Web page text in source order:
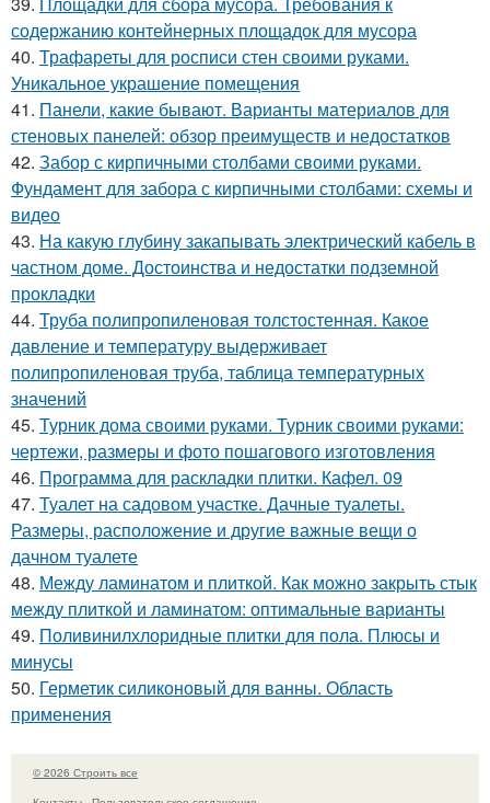
содержанию контейнерных площадок для мусора
40. Трафареты для росписи стен своими руками.
Уникальное украшение помещения
41. Панели, какие бывают. Варианты материалов для
стеновых панелей: обзор преимуществ и недостатков
42. Забор с кирпичными столбами своими руками.
Фундамент для забора с кирпичными столбами: схемы и
видео
43. На какую глубину закапывать электрический кабель в
частном доме. Достоинства и недостатки подземной
прокладки
44. Труба полипропиленовая толстостенная. Какое
давление и температуру выдерживает
полипропиленовая труба, таблица температурных
значений
45. Турник дома своими руками. Турник своими руками:
чертежи, размеры и фото пошагового изготовления
46. Программа для раскладки плитки. Кафел. 09
47. Туалет на садовом участке. Дачные туалеты.
Размеры, расположение и другие важные вещи о
дачном туалете
48. Между ламинатом и плиткой. Как можно закрыть стык
между плиткой и ламинатом: оптимальные варианты
49. Поливинилхлоридные плитки для пола. Плюсы и
минусы
50. Герметик силиконовый для ванны. Область
применения
© 2026 Строить все